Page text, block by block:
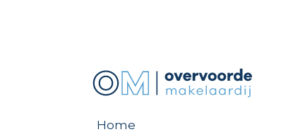
Home